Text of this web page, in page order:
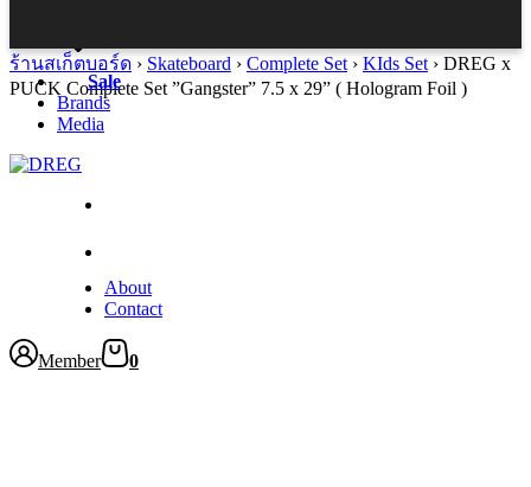
Sale
Brands
Media
About
Contact
Member 0
ร้านสเก็ตบอร์ด › Skateboard › Complete Set › KIds Set › DREG x
PUCK Complete Set ”Gangster” 7.5 x 29” ( Hologram Foil )